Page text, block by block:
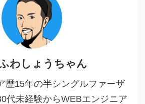
わしょうちゃん
歴15年の半シングルファーザ
代未経験からWEBエンジニア